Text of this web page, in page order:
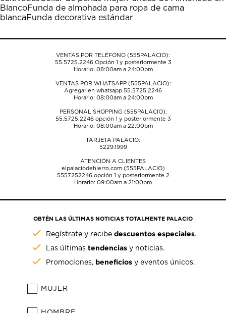
abrirá
el
formulario
envío.
abrirá
el
formulario
envío.
abrirá
el
formulario
envío.
abrirá
el
formulario
envío.
abrirá
el
formulario
envío.
BlancoFunda de almohada para ropa de cama
blancaFunda decorativa estándar
VENTAS POR TELÉFONO (555PALACIO):
55.5725.2246Opción 1 y posteriormente 3
Horario: 08:00am a 24:00pm
VENTAS POR WHATSAPP (555PALACIO):
Agregar en whatsapp 55.5725.2246
Horario: 08:00am a 24:00pm
PERSONAL SHOPPING (555PALACIO):
55.5725.2246opción 1 y posteriormente 3
Horario: 08:00am a 22:00pm
TARJETA PALACIO:
5229.1999
ATENCIÓN A CLIENTES
elpalaciodehierro.com (555PALACIO)
5557252246opción 1 y posteriormente 2
Horario: 09:00am a 21:00pm
OBTÉN LAS ÚLTIMAS NOTICIAS TOTALMENTE PALACIO
Regístrate y recibedescuentos especiales.
Las últimastendencias y noticias.
Promociones, beneficios y eventos únicos.
MUJER